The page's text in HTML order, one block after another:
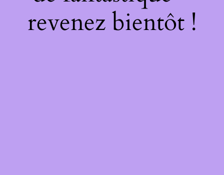
revenez bientôt !